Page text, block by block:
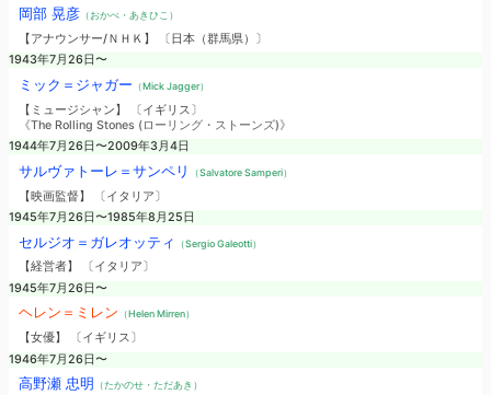
岡部 晃彦（おかべ・あきひこ）
【アナウンサー/ＮＨＫ】 〔日本（群馬県）〕
1943年7月26日〜
ミック＝ジャガー （Mick Jagger）
【ミュージシャン】 〔イギリス〕
《The Rolling Stones (ローリング・ストーンズ)》
1944年7月26日〜2009年3月4日
サルヴァトーレ＝サンペリ （Salvatore Samperi）
【映画監督】 〔イタリア〕
1945年7月26日〜1985年8月25日
セルジオ＝ガレオッティ （Sergio Galeotti）
【経営者】 〔イタリア〕
1945年7月26日〜
ヘレン＝ミレン （Helen Mirren）
【女優】 〔イギリス〕
1946年7月26日〜
高野瀬 忠明 （たかのせ・ただあき）